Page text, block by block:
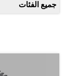
جميع الفئات